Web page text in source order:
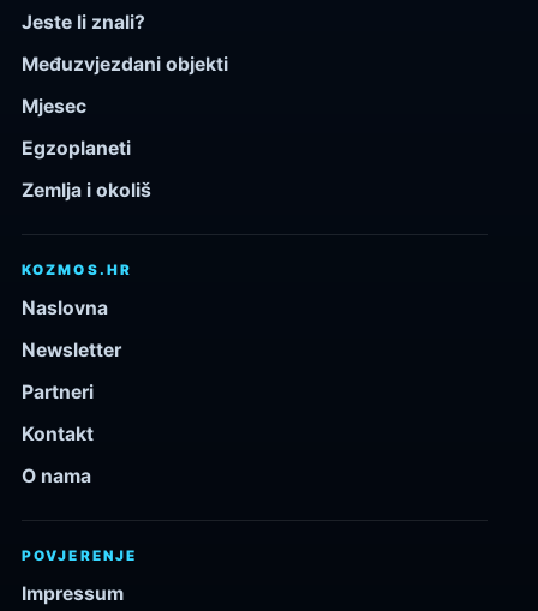
Jeste li znali?
Međuzvjezdani objekti
Mjesec
Egzoplaneti
Zemlja i okoliš
KOZMOS.HR
Naslovna
Newsletter
Partneri
Kontakt
O nama
POVJERENJE
Impressum